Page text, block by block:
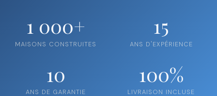
1 000+
MAISONS CONSTRUITES
15
ANS D'EXPÉRIENCE
10
ANS DE GARANTIE
100%
LIVRAISON INCLUSE